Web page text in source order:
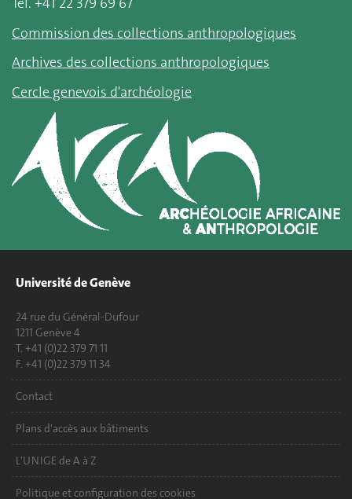
Commission des collections anthropologiques
Archives des collections anthropologiques
Cercle genevois d'archéologie
Université de Genève
24 rue du Général-Dufour
1211 Genève 4
T. +41 (0)22 379 71 11
F. +41 (0)22 379 11 34
Contact
Plans d'accès aux bâtiments
L'UNIGE de A à Z
Politique et configuration des cookies